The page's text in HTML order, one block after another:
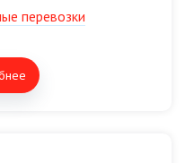
перевозки